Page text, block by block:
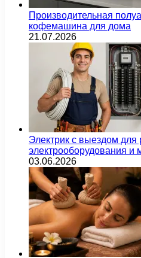
Производительная
кофемашина для дома
21.07.2026
Электрик с выездом для
электрооборудования и
03.06.2026